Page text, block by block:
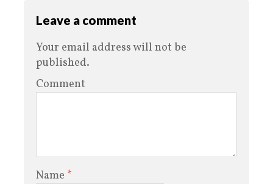
Leave a comment
Your email address will not be
published.
Comment
Name *